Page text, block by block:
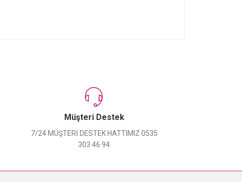
Müşteri Destek
7/24 MÜŞTERİ DESTEK HATTIMIZ 0535
303 46 94